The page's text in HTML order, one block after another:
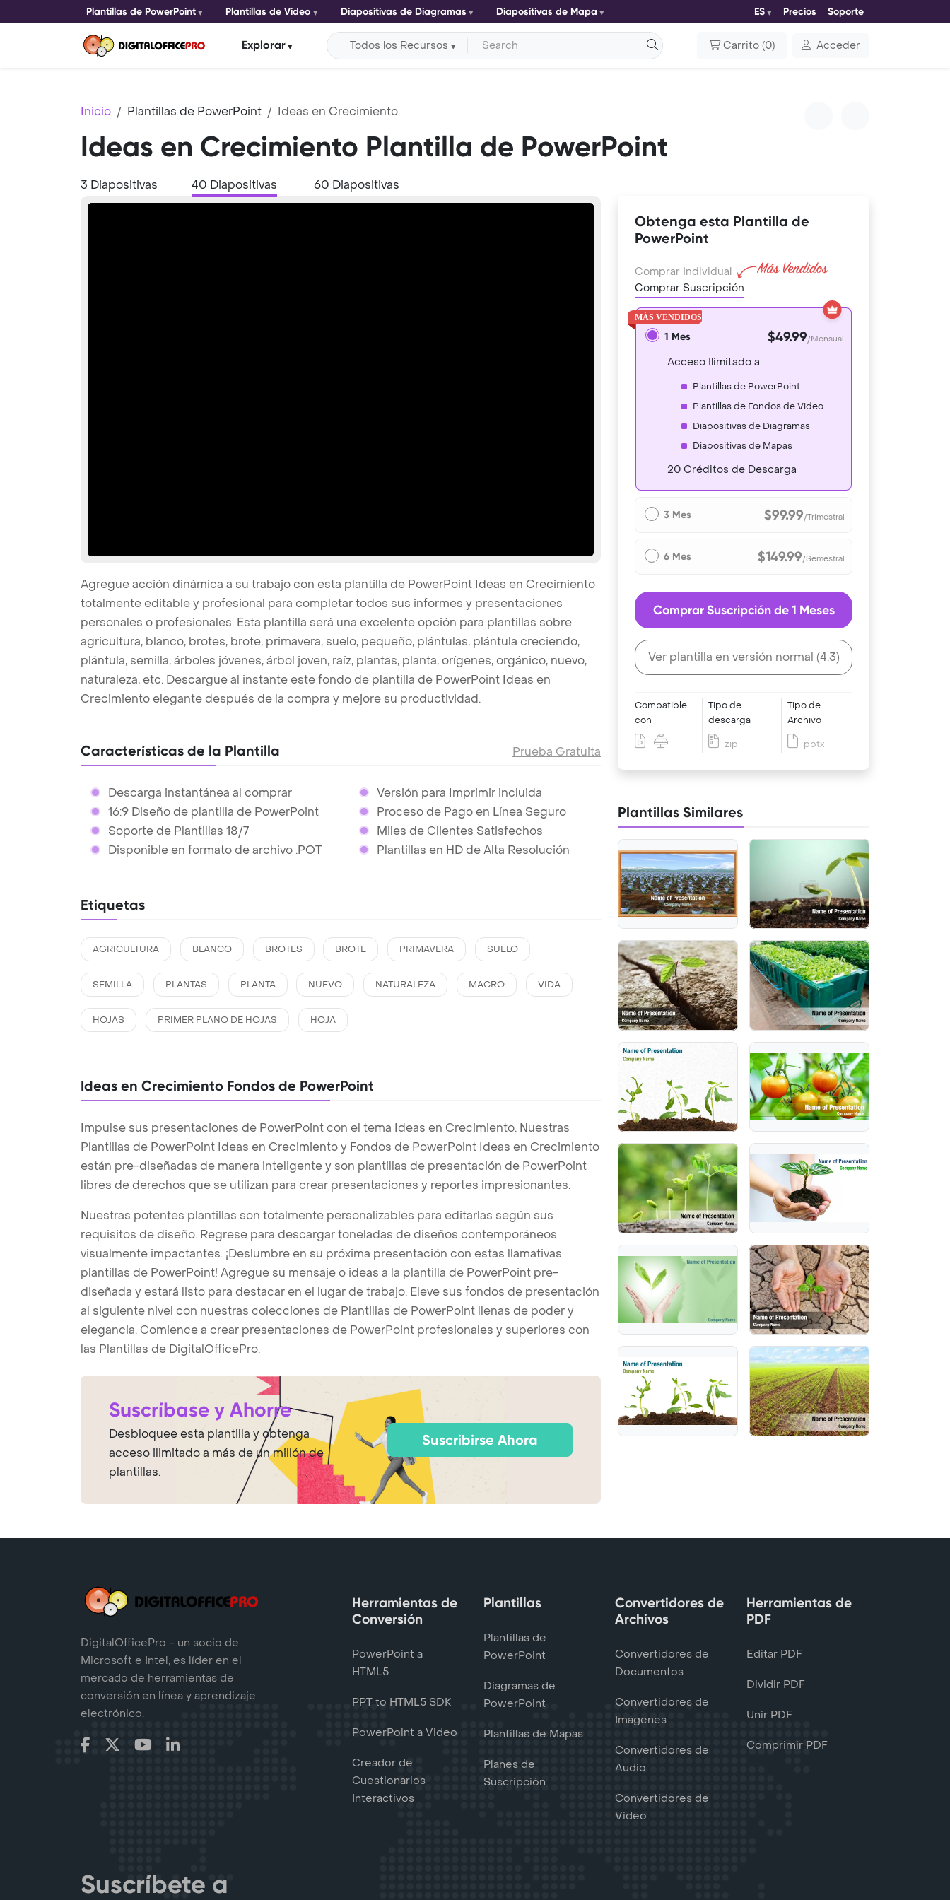
Plantillas de PowerPoint Plantillas de Video Diapositivas de Diagramas Diapositivas de Mapa ES Precios Soporte
Explorar Todos los Recursos Carrito (0) Acceder
Inicio Plantillas de PowerPoint Ideas en Crecimiento
Ideas en Crecimiento Plantilla de PowerPoint
3 Diapositivas 40 Diapositivas 60 Diapositivas
Agregue acción dinámica a su trabajo con esta plantilla de PowerPoint Ideas en Crecimiento
totalmente editable y profesional para completar todos sus informes y presentaciones
personales o profesionales. Esta plantilla será una excelente opción para plantillas sobre
agricultura, blanco, brotes, brote, primavera, suelo, pequeño, plántulas, plántula creciendo,
plántula, semilla, árboles jóvenes, árbol joven, raíz, plantas, planta, orígenes, orgánico, nuevo,
naturaleza, etc. Descargue al instante este fondo de plantilla de PowerPoint Ideas en
Crecimiento elegante después de la compra y mejore su productividad.
Características de la Plantilla Prueba Gratuita
Descarga instantánea al comprar
16:9 Diseño de plantilla de PowerPoint
Soporte de Plantillas 18/7
Disponible en formato de archivo .POT
Versión para Imprimir incluida
Proceso de Pago en Línea Seguro
Miles de Clientes Satisfechos
Plantillas en HD de Alta Resolución
Etiquetas
AGRICULTURA BLANCO BROTES BROTE PRIMAVERA SUELO
SEMILLA PLANTAS PLANTA NUEVO NATURALEZA MACRO VIDA
HOJAS PRIMER PLANO DE HOJAS HOJA
Ideas en Crecimiento Fondos de PowerPoint
Impulse sus presentaciones de PowerPoint con el tema Ideas en Crecimiento. Nuestras
Plantillas de PowerPoint Ideas en Crecimiento y Fondos de PowerPoint Ideas en Crecimiento
están pre-diseñadas de manera inteligente y son plantillas de presentación de PowerPoint
libres de derechos que se utilizan para crear presentaciones y reportes impresionantes.
Nuestras potentes plantillas son totalmente personalizables para editarlas según sus
requisitos de diseño. Regrese para descargar toneladas de diseños contemporáneos
visualmente impactantes. ¡Deslumbre en su próxima presentación con estas llamativas
plantillas de PowerPoint! Agregue su mensaje o ideas a la plantilla de PowerPoint pre-
diseñada y estará listo para destacar en el lugar de trabajo. Eleve sus fondos de presentación
al siguiente nivel con nuestras colecciones de Plantillas de PowerPoint llenas de poder y
elegancia. Comience a crear presentaciones de PowerPoint profesionales y superiores con
las Plantillas de DigitalOfficePro.
Suscríbase y Ahorre
Desbloquee esta plantilla y obtenga
acceso ilimitado a más de un millón de
plantillas.
Suscribirse Ahora
Obtenga esta Plantilla de
PowerPoint
Comprar Individual
Comprar Suscripción
1 Mes $49.99/Mensual
Acceso Ilimitado a:
Plantillas de PowerPoint
Plantillas de Fondos de Video
Diapositivas de Diagramas
Diapositivas de Mapas
20 Créditos de Descarga
3 Mes $99.99/Trimestral
6 Mes $149.99/Semestral
Comprar Suscripción de 1 Meses
Ver plantilla en versión normal (4:3)
Compatible
con
Tipo de
descarga
zip
Tipo de
Archivo
pptx
Plantillas Similares
DigitalOfficePro - un socio de
Microsoft e Intel, es líder en el
mercado de herramientas de
conversión en línea y aprendizaje
electrónico.
Herramientas de
Conversión
PowerPoint a
HTML5
PPT to HTML5 SDK
PowerPoint a Video
Creador de
Cuestionarios
Interactivos
Plantillas
Plantillas de
PowerPoint
Diagramas de
PowerPoint
Plantillas de Mapas
Planes de
Suscripción
Convertidores de
Archivos
Convertidores de
Documentos
Convertidores de
Imágenes
Convertidores de
Audio
Convertidores de
Video
Herramientas de
PDF
Editar PDF
Dividir PDF
Unir PDF
Comprimir PDF
Suscríbete a